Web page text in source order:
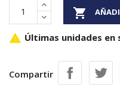

 Últimas unidades en
Compartir